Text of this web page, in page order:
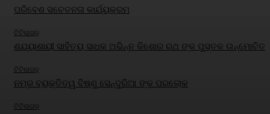
ପରିବେଶ ସଚେତନତା କାର୍ଯ୍ୟକ୍ରମ
ଟିଟିଲାଗଡ଼
ଶଯ୍ୟାଶାୟୀ ସାହିତ୍ୟ ସାଧକ ଅଭିନ୍ନ କିଶୋର ରଥ ଙ୍କ ପୁସ୍ତକ ଉନ୍ମୋଚିତ
ଟିଟିଲାଗଡ଼
ନମ୍ର ବ୍ୟକ୍ତିତ୍ୱ ବିଷ୍ଣୁ ସେନ୍ଦୁରିଆ ଙ୍କ ପରଲୋକ
ଟିଟିଲାଗଡ଼